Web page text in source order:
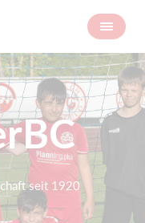
seit 1920